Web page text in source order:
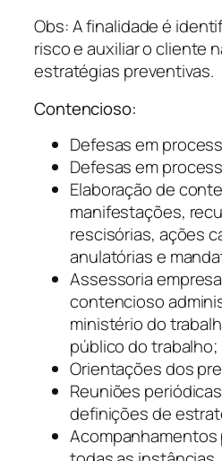
Obs: A finalidade é
risco e auxiliar o cliente
estratégias preventivas.
Contencioso:
Defesas em
Defesas em
Elaboração de
manifestações,
rescisórias, ações
anulatórias e
Assessoria
contencioso
ministério do
público do trabalho;
Orientações dos
Reuniões
definições de